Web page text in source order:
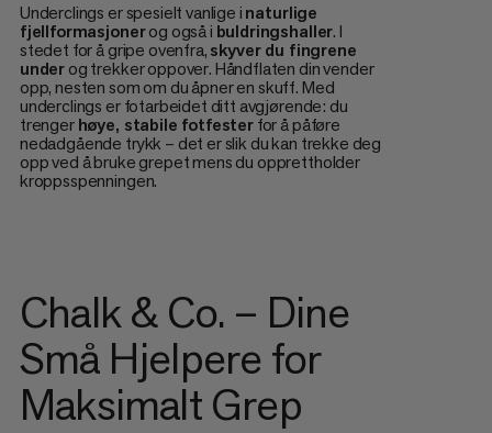
Underclings er spesielt vanlige inaturlige
fjellformasjonerog også i buldringshaller. I
stedet for å gripe ovenfra,skyver du fingrene
underog trekker oppover. Håndflaten din vender
opp, nesten som om du åpner en skuff. Med
underclings er fotarbeidet ditt avgjørende: du
trengerhøye, stabile fotfesterfor å påføre
nedadgående trykk – det er slik du kan trekke deg
opp ved å bruke grepet mens du opprettholder
kroppsspenningen.
Chalk & Co. – Dine
Små Hjelpere for
Maksimalt Grep